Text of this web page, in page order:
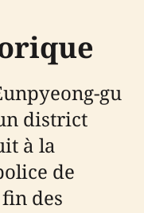
gu
district
à la
de
des